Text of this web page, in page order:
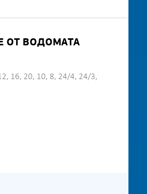
ОТ ВОДОМАТА
16, 20, 10, 8, 24/4, 24/3,